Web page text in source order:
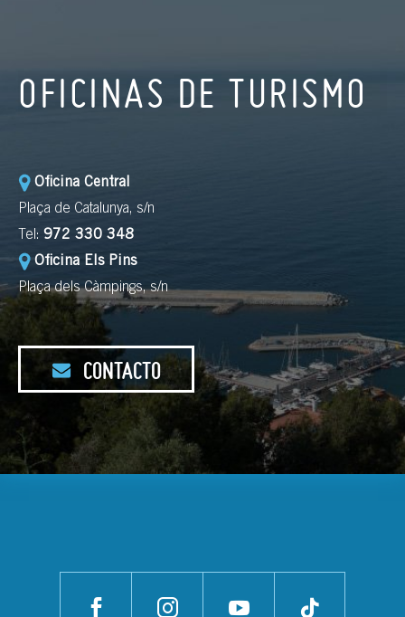
OFICINAS DE TURISMO
Oficina Central
Plaça de Catalunya, s/n
Tel: 972 330 348
Oficina Els Pins
Plaça dels Càmpings, s/n
CONTACTO